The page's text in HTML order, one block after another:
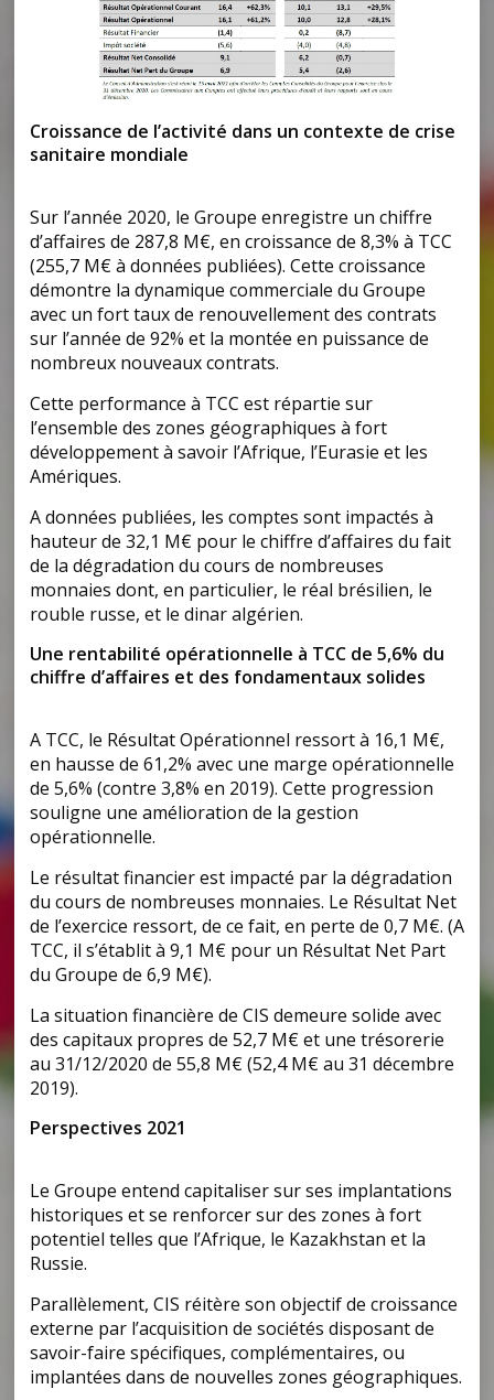
Croissance de l’activité dans un contexte de crise
sanitaire mondiale
Sur l’année 2020, le Groupe enregistre un chiffre
d’affaires de 287,8 M€, en croissance de 8,3% à TCC
(255,7 M€ à données publiées). Cette croissance
démontre la dynamique commerciale du Groupe
avec un fort taux de renouvellement des contrats
sur l’année de 92% et la montée en puissance de
nombreux nouveaux contrats.
Cette performance à TCC est répartie sur
l’ensemble des zones géographiques à fort
développement à savoir l’Afrique, l’Eurasie et les
Amériques.
A données publiées, les comptes sont impactés à
hauteur de 32,1 M€ pour le chiffre d’affaires du fait
de la dégradation du cours de nombreuses
monnaies dont, en particulier, le réal brésilien, le
rouble russe, et le dinar algérien.
Une rentabilité opérationnelle à TCC de 5,6% du
chiffre d’affaires et des fondamentaux solides
A TCC, le Résultat Opérationnel ressort à 16,1 M€,
en hausse de 61,2% avec une marge opérationnelle
de 5,6% (contre 3,8% en 2019). Cette progression
souligne une amélioration de la gestion
opérationnelle.
Le résultat financier est impacté par la dégradation
du cours de nombreuses monnaies. Le Résultat Net
de l’exercice ressort, de ce fait, en perte de 0,7 M€. (A
TCC, il s’établit à 9,1 M€ pour un Résultat Net Part
du Groupe de 6,9 M€).
La situation financière de CIS demeure solide avec
des capitaux propres de 52,7 M€ et une trésorerie
au 31/12/2020 de 55,8 M€ (52,4 M€ au 31 décembre
2019).
Perspectives 2021
Le Groupe entend capitaliser sur ses implantations
historiques et se renforcer sur des zones à fort
potentiel telles que l’Afrique, le Kazakhstan et la
Russie.
Parallèlement, CIS réitère son objectif de croissance
externe par l’acquisition de sociétés disposant de
savoir-faire spécifiques, complémentaires, ou
implantées dans de nouvelles zones géographiques.